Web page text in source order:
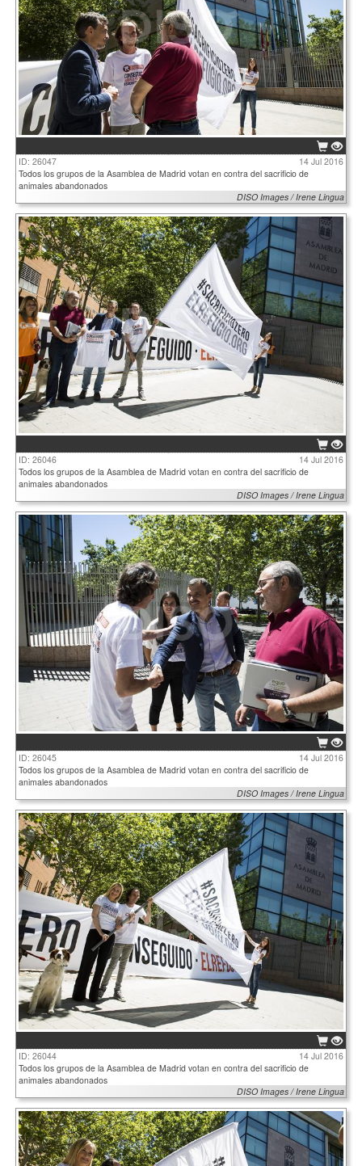
ID: 26047
14 Jul 2016
Todos los grupos de la Asamblea de Madrid votan en contra del sacrificio de
animales abandonados
DISO Images / Irene Lingua
ID: 26046
14 Jul 2016
Todos los grupos de la Asamblea de Madrid votan en contra del sacrificio de
animales abandonados
DISO Images / Irene Lingua
ID: 26045
14 Jul 2016
Todos los grupos de la Asamblea de Madrid votan en contra del sacrificio de
animales abandonados
DISO Images / Irene Lingua
ID: 26044
14 Jul 2016
Todos los grupos de la Asamblea de Madrid votan en contra del sacrificio de
animales abandonados
DISO Images / Irene Lingua